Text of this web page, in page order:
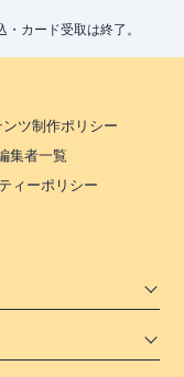
カード受取は終了。
ンツ制作ポリシー
集者一覧
ィーポリシー